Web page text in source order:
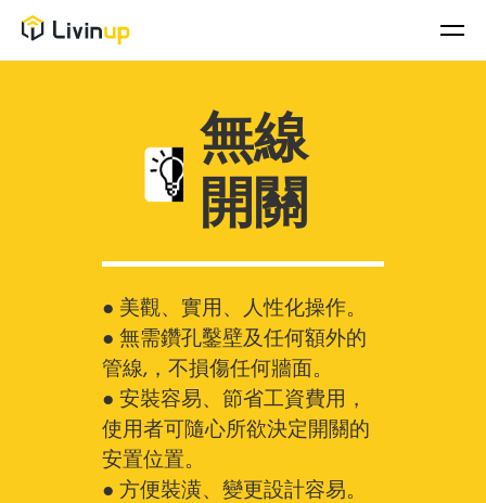
無線
開關
● 美觀、實用、人性化操作。
● 無需鑽孔鑿壁及任何額外的
管線,，不損傷任何牆面。
● 安裝容易、節省工資費用，
使用者可隨心所欲決定開關的
安置位置。
● 方便裝潢、變更設計容易。